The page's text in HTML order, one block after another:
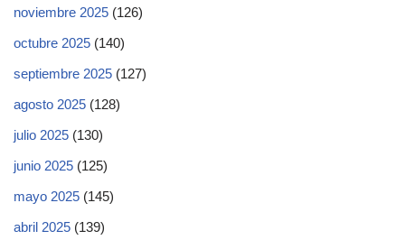
noviembre 2025 (126)
octubre 2025 (140)
septiembre 2025 (127)
agosto 2025 (128)
julio 2025 (130)
junio 2025 (125)
mayo 2025 (145)
abril 2025 (139)